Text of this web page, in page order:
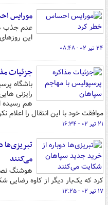
مورایس
عدم جذب
این
۲۴ تیر ۰۲ - ۰۸:۴۸
جزئیات
باشگاه
رایزنی
هم رسیده
موافقت خود با این انتقال را اعلام
۲۱ تیر ۰۲ - ۱۶:۳۴
تبریزی‌ها
می‌کنند
هوشنگ
کرد که یک‌بار دیگر از کاوه رضایی
۱۷ تیر ۰۲ - ۱۲:۲۵